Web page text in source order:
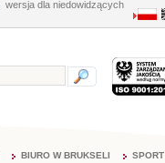
wersja dla niedowidzących
BIURO W BRUKSELI SPORT